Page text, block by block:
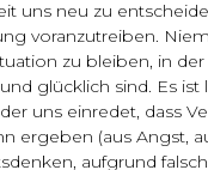
uns neu zu
voranzutreiben.
zu bleiben, in
glücklich sind. Es ist
uns einredet, dass
ergeben (aus Angst,
aufgrund